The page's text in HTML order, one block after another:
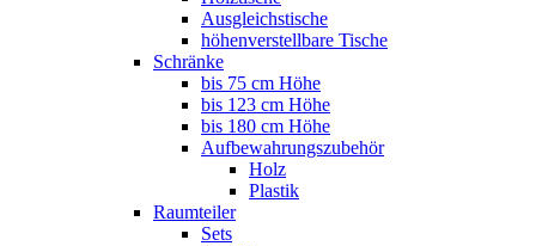
Ausgleichstische
höhenverstellbare Tische
Schränke
bis 75 cm Höhe
bis 123 cm Höhe
bis 180 cm Höhe
Aufbewahrungszubehör
Holz
Plastik
Raumteiler
Sets